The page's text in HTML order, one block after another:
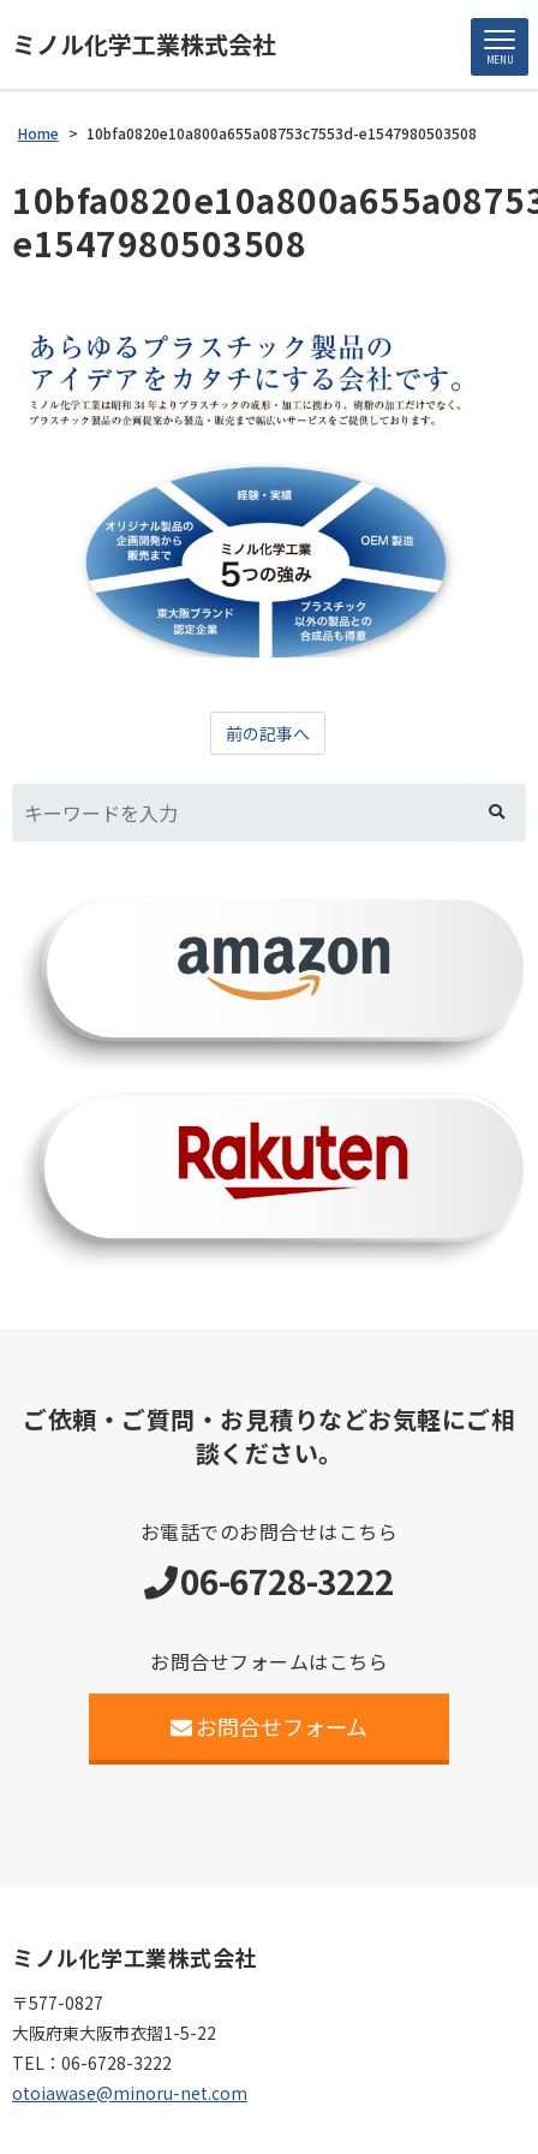
ミノル化学工業株式会社 MENU
Home > 10bfa0820e10a800a655a08753c7553d-e1547980503508
e1547980503508
前の記事へ
ご依頼・ご質問・お見積りなどお気軽にご相
談ください。
お電話でのお問合せはこちら
06-6728-3222
お問合せフォームはこちら
お問合せフォーム
ミノル化学工業株式会社
〒577-0827
大阪府東大阪市衣摺1-5-22
TEL： 06-6728-3222
otoiawase@minoru-net.com